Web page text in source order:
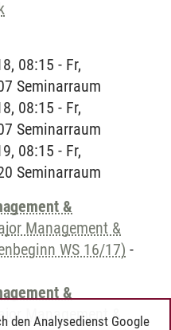
08:15 - Fr,
Seminarraum
08:15 - Fr,
Seminarraum
08:15 - Fr,
Seminarraum
&
Management &
WS 16/17) -
&
Management &
den Analysedienst Google